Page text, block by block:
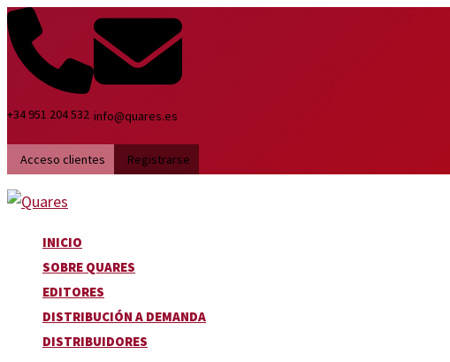
Ir
al
contenido
+34 951 204 532 info@quares.es
Acceso clientes Registrarse
INICIO
SOBRE QUARES
EDITORES
DISTRIBUCIÓN A DEMANDA
DISTRIBUIDORES